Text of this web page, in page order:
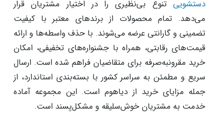
دستشوییتنوع بی‌نظیری را در اختیار مشتریان قرار
می‌دهد. تمام محصولات از برندهای معتبر با کیفیت
تضمینی و گارانتی عرضه می‌شوند. با حذف واسطه‌ها و ارائه
قیمت‌های رقابتی، همراه با جشنواره‌های تخفیفی، امکان
خرید مقرونبه‌صرفه برای متقاضیان فراهم شده است. ارسال
سریع و مطمئن به سراسر کشور با بسته‌بندی استاندارد، از
جمله مزایای خرید از دیاهوم است. این مجموعه آماده
خدمت به مشتریان خوش‌سلیقه و مشکل‌پسند است.